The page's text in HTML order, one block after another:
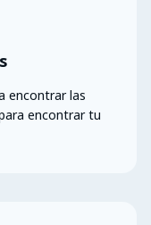
encontrar las
encontrar tu